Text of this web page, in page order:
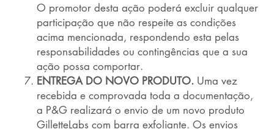
O promotor desta ação poderá excluir qualquer
participação que não respeite as condições
acima mencionada, respondendo esta pelas
responsabilidades ou contingências que a sua
ação possa comportar.
ENTREGA DO NOVO PRODUTO. Uma vez
recebida e comprovada toda a documentação,
a P&G realizará o envio de um novo produto
GilletteLabs com barra exfoliante. Os envios